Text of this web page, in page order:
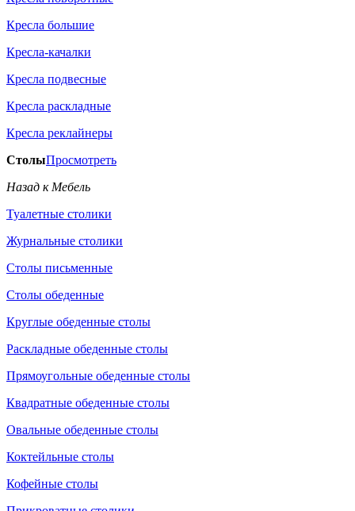
Кресла большие
Кресла-качалки
Кресла подвесные
Кресла раскладные
Кресла реклайнеры
СтолыПросмотреть
Назад к Мебель
Туалетные столики
Журнальные столики
Столы письменные
Столы обеденные
Круглые обеденные столы
Раскладные обеденные столы
Прямоугольные обеденные столы
Квадратные обеденные столы
Овальные обеденные столы
Коктейльные столы
Кофейные столы